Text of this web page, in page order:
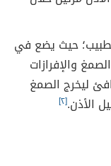
حيث يضع في
والإفرازات
ليخرج الصمغ
الأذن.[٢]